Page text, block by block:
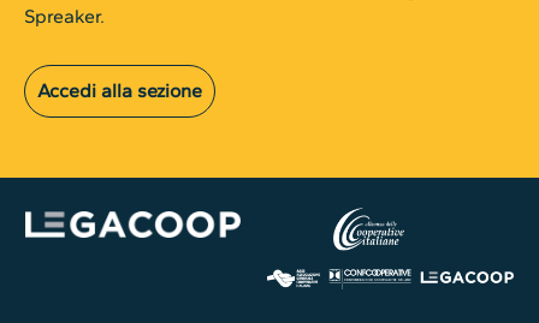
Spreaker.
Accedi alla sezione